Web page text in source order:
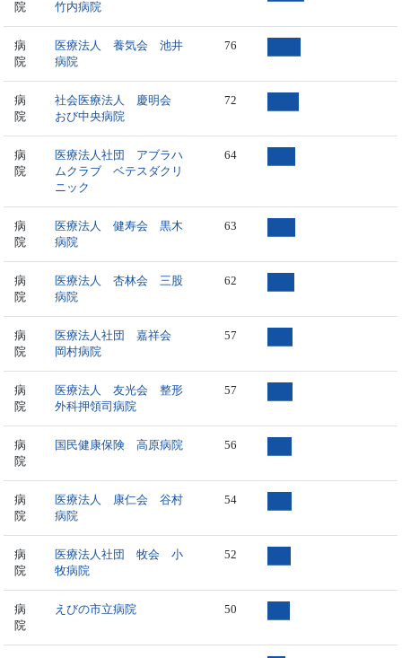
院
竹内病院
病
院
医療法人 養気会 池井
病院
76
病
院
社会医療法人 慶明会
おび中央病院
72
病
院
医療法人社団 アブラハ
ムクラブ ベテスダクリ
ニック
64
病
院
医療法人 健寿会 黒木
病院
63
病
院
医療法人 杏林会 三股
病院
62
病
院
医療法人社団 嘉祥会
岡村病院
57
病
院
医療法人 友光会 整形
外科押領司病院
57
病
院
国民健康保険 高原病院 56
病
院
医療法人 康仁会 谷村
病院
54
病
院
医療法人社団 牧会 小
牧病院
52
病
院
えびの市立病院 50